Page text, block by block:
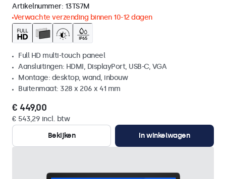
Artikelnummer: 13TS7M
Verwachte verzending binnen 10-12 dagen
Full HD multi-touch paneel
Aansluitingen: HDMI, DisplayPort, USB-C, VGA
Montage: desktop, wand, inbouw
Buitenmaat: 328 x 206 x 41 mm
€ 449,00
€ 543,29 incl. btw
Bekijken
In winkelwagen